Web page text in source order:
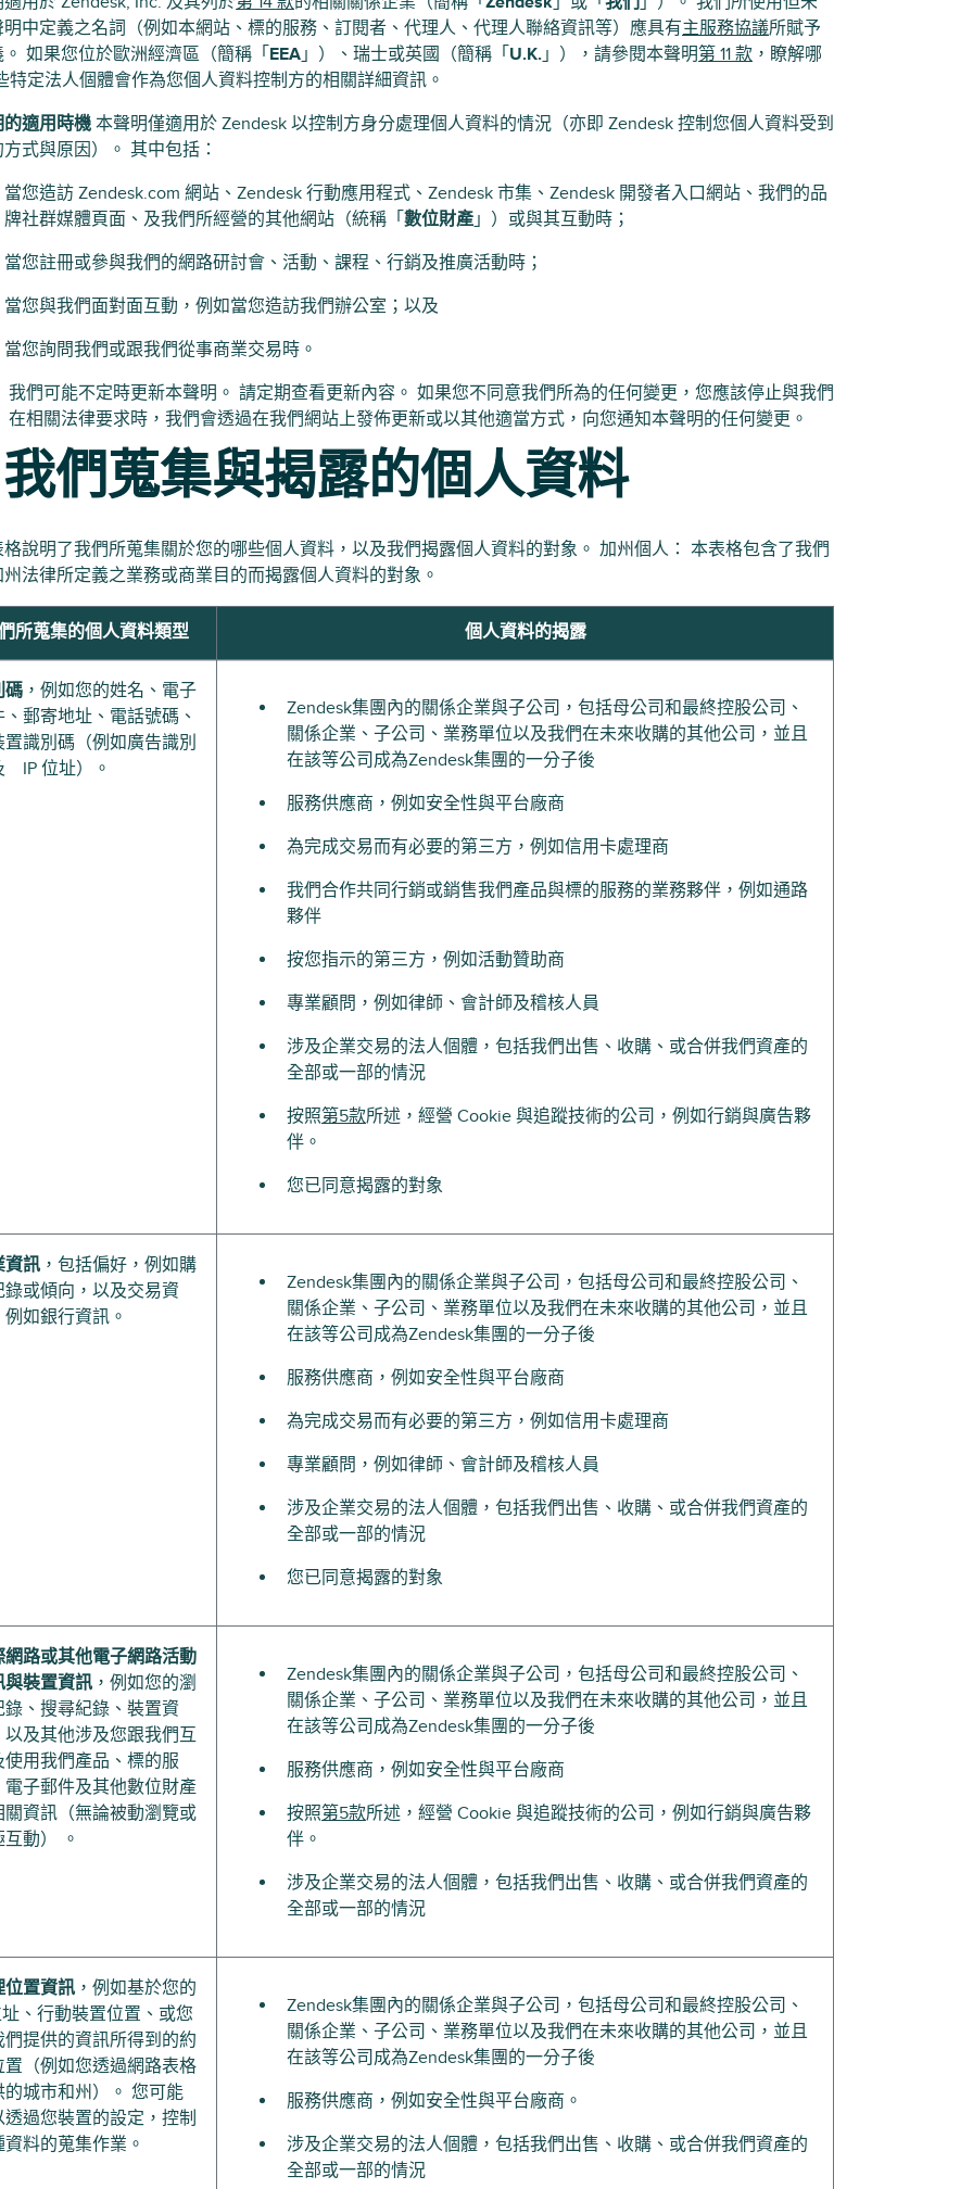
中定義之名詞（例如本網站、標的服務、訂閱者、代理人、代理人聯絡資訊等）應具有主服務協議所賦予
如果您位於歐洲經濟區（簡稱「 EEA 」）、瑞士或英國（簡稱「 U.K. 」），請參閱本聲明第 11 款 ，瞭解哪
特定法人個體會作為您個人資料控制方的相關詳細資訊。
適用時機 本聲明僅適用於 Zendesk 以控制方身分處理個人資料的情況（亦即 Zendesk 控制您個人資料受到
式與原因）。 其中包括：
當您造訪 Zendesk.com 網站、Zendesk 行動應用程式、Zendesk 市集、Zendesk 開發者入口網站、我們的品
牌社群媒體頁面、及我們所經營的其他網站（統稱「 數位財產 」）或與其互動時；
當您註冊或參與我們的網路研討會、活動、課程、行銷及推廣活動時；
當您與我們面對面互動，例如當您造訪我們辦公室；以及
當您詢問我們或跟我們從事商業交易時。
我們可能不定時更新本聲明。 請定期查看更新內容。 如果您不同意我們所為的任何變更，您應該停止與我們
在相關法律要求時，我們會透過在我們網站上發佈更新或以其他適當方式，向您通知本聲明的任何變更。
們蒐集與揭露的個人資料
說明了我們所蒐集關於您的哪些個人資料，以及我們揭露個人資料的對象。 加州個人： 本表格包含了我們
法律所定義之業務或商業目的而揭露個人資料的對象。
所蒐集的個人資料類型 個人資料的揭露
碼 ，例如您的姓名、電子
、郵寄地址、電話號碼、
置識別碼（例如廣告識別
IP 位址）。
Zendesk集團內的關係企業與子公司，包括母公司和最終控股公司、
關係企業、子公司、業務單位以及我們在未來收購的其他公司，並且
在該等公司成為Zendesk集團的一分子後
服務供應商，例如安全性與平台廠商
為完成交易而有必要的第三方，例如信用卡處理商
我們合作共同行銷或銷售我們產品與標的服務的業務夥伴，例如通路
夥伴
按您指示的第三方，例如活動贊助商
專業顧問，例如律師、會計師及稽核人員
涉及企業交易的法人個體，包括我們出售、收購、或合併我們資產的
全部或一部的情況
按照第5款所述，經營 Cookie 與追蹤技術的公司，例如行銷與廣告夥
伴。
您已同意揭露的對象
資訊 ，包括偏好，例如購
錄或傾向，以及交易資
例如銀行資訊。
Zendesk集團內的關係企業與子公司，包括母公司和最終控股公司、
關係企業、子公司、業務單位以及我們在未來收購的其他公司，並且
在該等公司成為Zendesk集團的一分子後
服務供應商，例如安全性與平台廠商
為完成交易而有必要的第三方，例如信用卡處理商
專業顧問，例如律師、會計師及稽核人員
涉及企業交易的法人個體，包括我們出售、收購、或合併我們資產的
全部或一部的情況
您已同意揭露的對象
網路或其他電子網路活動
與裝置資訊 ，例如您的瀏
錄、搜尋紀錄、裝置資
以及其他涉及您跟我們互
使用我們產品、標的服
電子郵件及其他數位財產
關資訊（無論被動瀏覽或
動） 。
Zendesk集團內的關係企業與子公司，包括母公司和最終控股公司、
關係企業、子公司、業務單位以及我們在未來收購的其他公司，並且
在該等公司成為Zendesk集團的一分子後
服務供應商，例如安全性與平台廠商
按照第5款所述，經營 Cookie 與追蹤技術的公司，例如行銷與廣告夥
伴。
涉及企業交易的法人個體，包括我們出售、收購、或合併我們資產的
全部或一部的情況
位置資訊 ，例如基於您的
、行動裝置位置、或您
們提供的資訊所得到的約
置（例如您透過網路表格
的城市和州）。 您可能
透過您裝置的設定，控制
資料的蒐集作業。
Zendesk集團內的關係企業與子公司，包括母公司和最終控股公司、
關係企業、子公司、業務單位以及我們在未來收購的其他公司，並且
在該等公司成為Zendesk集團的一分子後
服務供應商，例如安全性與平台廠商。
涉及企業交易的法人個體，包括我們出售、收購、或合併我們資產的
全部或一部的情況